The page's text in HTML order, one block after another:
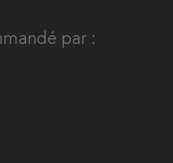
par :